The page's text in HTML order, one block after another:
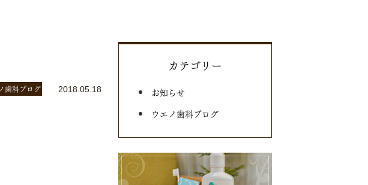
歯科ブログ 2018.05.18
カテゴリー
お知らせ
ウエノ歯科ブログ